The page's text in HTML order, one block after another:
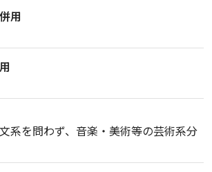
用
系を問わず、音楽・美術等の芸術系分